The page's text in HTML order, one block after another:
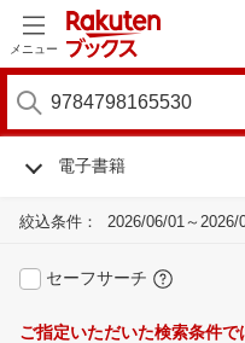
メニュー
電子書籍
絞込条件： 2026/06/01～2026/
セーフサーチ
ご指定いただいた検索条件